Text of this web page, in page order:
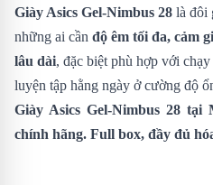
Giày Asics Gel-Nimbus 28 là đôi
những ai cần độ êm tối đa, cảm
lâu dài, đặc biệt phù hợp với
luyện tập hằng ngày ở cường độ
Giày Asics Gel-Nimbus 28 tại
chính hãng. Full box, đầy đủ